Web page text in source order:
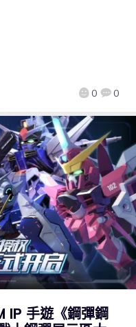
0 0
IP 手遊《鋼彈鋼